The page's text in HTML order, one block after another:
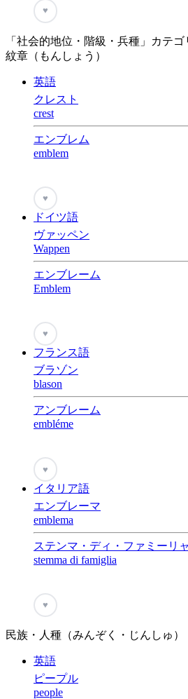
♥
「社会的地位・階級・兵種」カテ
紋章（もんしょう）
英語
クレスト
crest
エンブレム
emblem
♥
ドイツ語
ヴァッペン
Wappen
エンブレーム
Emblem
♥
フランス語
ブラゾン
blason
アンブレーム
embléme
♥
イタリア語
エンブレーマ
emblema
ステンマ・ディ・ファミーリャ
stemma di famiglia
♥
民族・人種（みんぞく・じんしゅ）
英語
ピープル
people